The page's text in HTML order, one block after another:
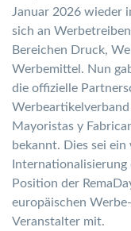
Januar 2026 wieder
sich an
Bereichen Druck,
Werbemittel. Nun
die offizielle
Mayoristas y
bekannt. Dies sei
Position der
europäischen
Veranstalter mit.